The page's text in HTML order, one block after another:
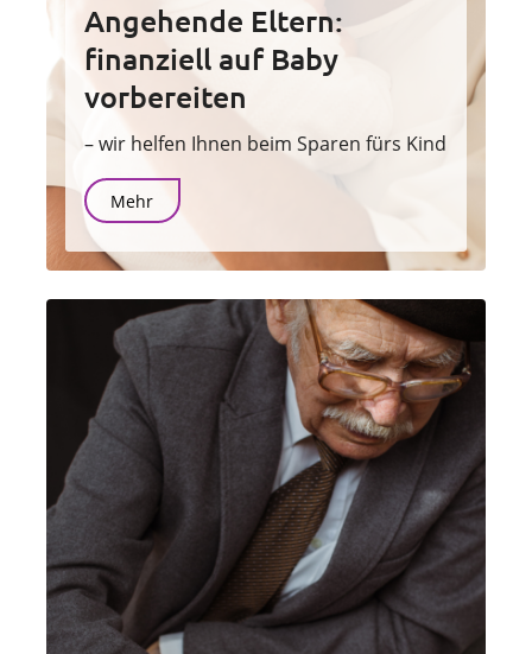
Angehende Eltern:
finanziell auf Baby
vorbereiten
– wir helfen Ihnen beim Sparen fürs Kind
Mehr